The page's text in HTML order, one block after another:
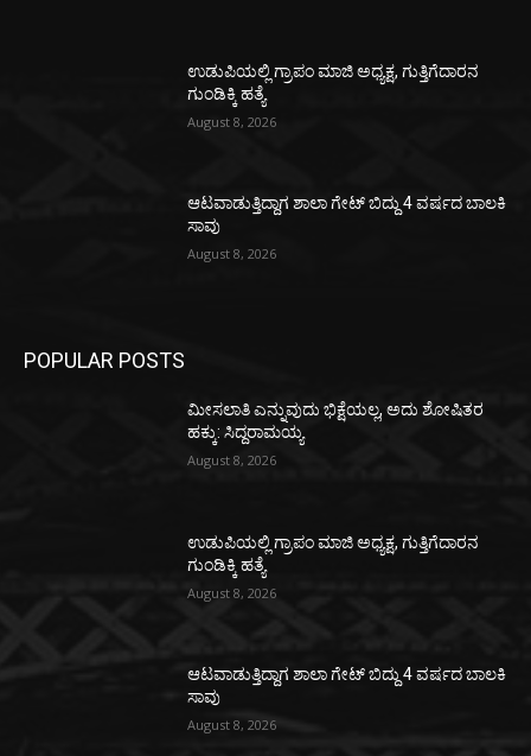
ಉಡುಪಿಯಲ್ಲಿ ಗ್ರಾಪಂ ಮಾಜಿ ಅಧ್ಯಕ್ಷ, ಗುತ್ತಿಗೆದಾರನ
ಗುಂಡಿಕ್ಕಿ ಹತ್ಯೆ
August 8, 2026
ಆಟವಾಡುತ್ತಿದ್ದಾಗ ಶಾಲಾ ಗೇಟ್‌ ಬಿದ್ದು 4 ವರ್ಷದ ಬಾಲಕಿ
ಸಾವು
August 8, 2026
POPULAR POSTS
ಮೀಸಲಾತಿ ಎನ್ನುವುದು ಭಿಕ್ಷೆಯಲ್ಲ, ಅದು ಶೋಷಿತರ
ಹಕ್ಕು: ಸಿದ್ದರಾಮಯ್ಯ
August 8, 2026
ಉಡುಪಿಯಲ್ಲಿ ಗ್ರಾಪಂ ಮಾಜಿ ಅಧ್ಯಕ್ಷ, ಗುತ್ತಿಗೆದಾರನ
ಗುಂಡಿಕ್ಕಿ ಹತ್ಯೆ
August 8, 2026
ಆಟವಾಡುತ್ತಿದ್ದಾಗ ಶಾಲಾ ಗೇಟ್‌ ಬಿದ್ದು 4 ವರ್ಷದ ಬಾಲಕಿ
ಸಾವು
August 8, 2026